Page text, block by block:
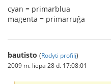
cyan = primarblua
magenta = primarruĝa
bautisto (Rodyti profilį)
2009 m. liepa 28 d. 17:08:01